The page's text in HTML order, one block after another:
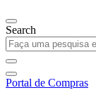
Search
Portal de Compras